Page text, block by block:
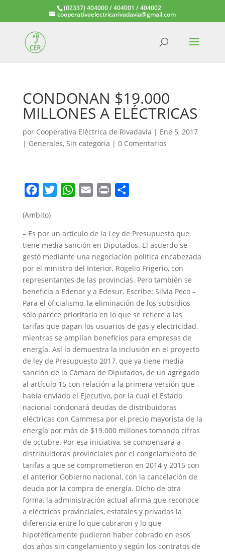
(02337) 404000 / 404001 / 404002
cooperativaelectricarivadavia@gmail.com
CONDONAN $19.000
MILLONES A ELÉCTRICAS
por Cooperativa Eléctrica de Rivadavia | Ene 5, 2017
| Generales, Sin categoría | 0 Comentarios
c
e
b
o
o
k
t
t
e
r
W
t
s
A
p
p
i
l
n
t
p
a
r
t
i
r
(Ambito)
– Es por un artículo de la Ley de Presupuesto que
tiene media sanción en Diputados. El acuerdo se
gestó mediante una negociación política encabezada
por el ministro del Interior, Rogelio Frigerio, con
representantes de las provincias. Pero también se
beneficia a Edenor y a Edesur. Escribe: Silvia Peco –
Para el oficialismo, la eliminación de los subsidios
sólo parece prioritaria en lo que se refiere a las
tarifas que pagan los usuarios de gas y electricidad,
mientras se amplían beneficios para empresas de
energía. Así lo demuestra la inclusión en el proyecto
de ley de Presupuesto 2017, que ya tiene media
sanción de la Cámara de Diputados, de un agregado
al artículo 15 con relación a la primera versión que
había enviado el Ejecutivo, por la cual el Estado
nacional condonará deudas de distribuidoras
eléctricas con Cammesa por el precio mayorista de la
energía por más de $19.000 millones tomando cifras
de octubre. Por esa iniciativa, se compensará a
distribuidoras provinciales por el congelamiento de
tarifas a que se comprometieron en 2014 y 2015 con
el anterior Gobierno nacional, con la cancelación de
deuda por la compra de energía. Dicho de otra
forma, la administración actual afirma que reconoce
a eléctricas provinciales, estatales y privadas la
diferencia entre lo que cobraron y lo que
hipotéticamente pudieron haber cobrado en esos
dos años sin congelamiento y según los contratos de